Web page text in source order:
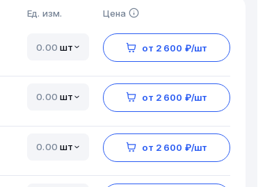
Ед. изм. Цена
шт от 2 600 ₽/шт
шт от 2 600 ₽/шт
шт от 2 600 ₽/шт